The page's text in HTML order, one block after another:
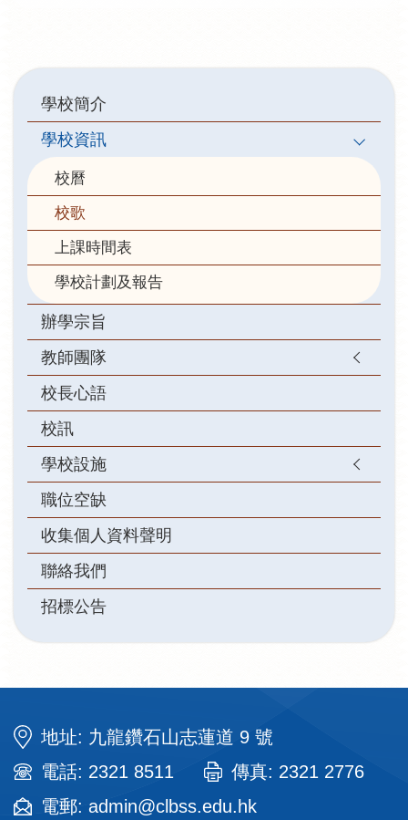
Main
navigation
學校簡介
學校資訊
校曆
校歌
上課時間表
學校計劃及報告
辦學宗旨
教師團隊
校長心語
校訊
學校設施
職位空缺
收集個人資料聲明
聯絡我們
招標公告
地址: 九龍鑽石山志蓮道 9 號
電話: 2321 8511
傳真: 2321 2776
電郵: admin@clbss.edu.hk